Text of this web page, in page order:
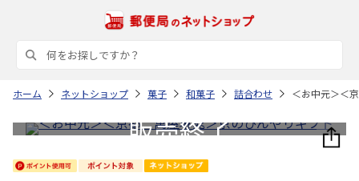
ホーム ネットショップ 菓子 和菓子 詰合わせ ＜お中元＞＜